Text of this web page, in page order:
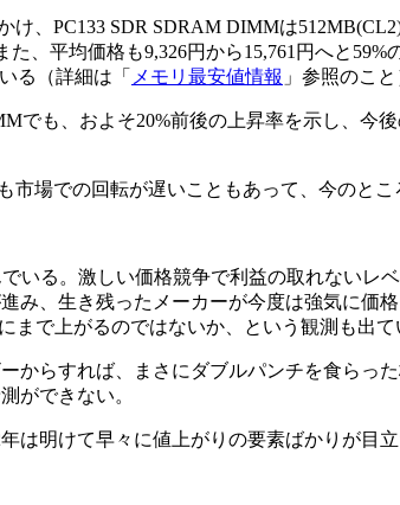
、PC133 SDR SDRAM DIMMは
、平均価格も9,326円から15,761円へと59%
る（詳細は「 メモリ最安値情報 」参照のこと
でも、およそ20%前後の上昇率を示し、今
場での回転が遅いこともあって、今のとこ
る。激しい価格競争で利益の取れないレ
み、生き残ったメーカーが今度は強気に価
で上がるのではないか、という観測も出て
らすれば、まさにダブルパンチを食らっ
ができない。
は明けて早々に値上がりの要素ばかりが目